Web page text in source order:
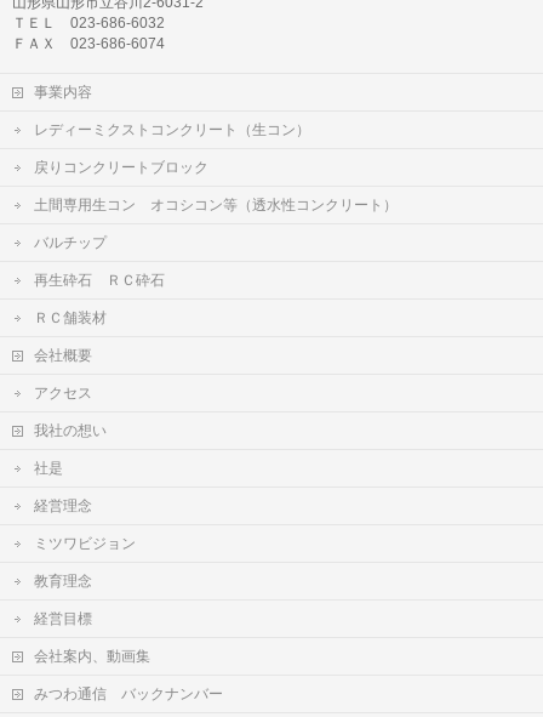
ＴＥＬ 023-686-6032
ＦＡＸ 023-686-6074
事業内容
レディーミクストコンクリート（生コン）
戻りコンクリートブロック
土間専用生コン オコシコン等（透水性コンクリート）
バルチップ
再生砕石 ＲＣ砕石
ＲＣ舗装材
会社概要
アクセス
我社の想い
社是
経営理念
ミツワビジョン
教育理念
経営目標
会社案内、動画集
みつわ通信 バックナンバー